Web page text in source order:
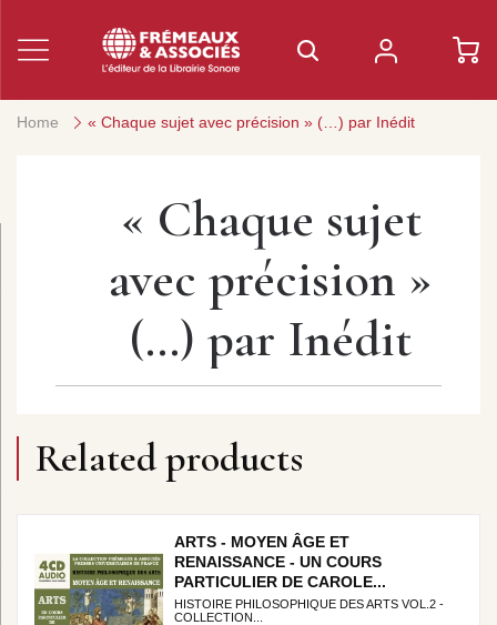
Home « Chaque sujet avec précision » (…) par Inédit
« Chaque sujet
avec précision »
(…) par Inédit
Related products
ARTS - MOYEN ÂGE ET
RENAISSANCE - UN COURS
PARTICULIER DE CAROLE...
HISTOIRE PHILOSOPHIQUE DES ARTS VOL.2 -
COLLECTION...